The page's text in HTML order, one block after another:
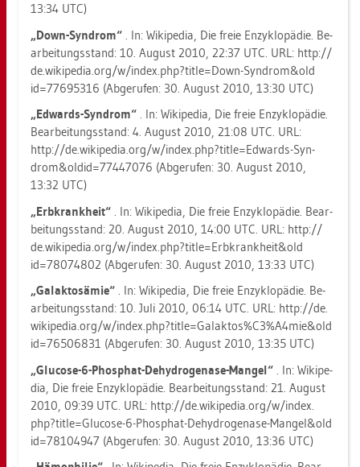
13:34 UTC)
„Down-Syn­drom“ . In: Wi­ki­pe­dia, Die freie En­zy­klo­pä­die. Be­
ar­bei­tungs­stand: 10. Au­gust 2010, 22:37 UTC. URL: http://​
de.​wi­ki­pe­dia.​org/​w/​index.​php?​title=Down-​Syn­drom&​old​
id=776​9531​6 (Ab­ge­ru­fen: 30. Au­gust 2010, 13:30 UTC)
„Ed­wards-Syn­drom“ . In: Wi­ki­pe­dia, Die freie En­zy­klo­pä­die.
Be­ar­bei­tungs­stand: 4. Au­gust 2010, 21:08 UTC. URL:
http://​de.​wi­ki­pe­dia.​org/​w/​index.​php?​tit​le=Edw​ards-​Syn­
drom&​old​id=774​4707​6 (Ab­ge­ru­fen: 30. Au­gust 2010,
13:32 UTC)
„Erb­krank­heit“ . In: Wi­ki­pe­dia, Die freie En­zy­klo­pä­die. Be­ar­
bei­tungs­stand: 20. Au­gust 2010, 14:00 UTC. URL: http://​
de.​wi­ki­pe­dia.​org/​w/​index.​php?​tit​le=Erb​kran​khei​t&​old​
id=780​7480​2 (Ab­ge­ru­fen: 30. Au­gust 2010, 13:33 UTC)
„Ga­lak­tos­ä­mie“ . In: Wi­ki­pe­dia, Die freie En­zy­klo­pä­die. Be­
ar­bei­tungs­stand: 10. Juli 2010, 06:14 UTC. URL: http://​de.​
wi­ki­pe­dia.​org/​w/​index.​php?​tit​le=Gal​akto​s%C3%A4m​ie&​old​
id=765​0683​1 (Ab­ge­ru­fen: 30. Au­gust 2010, 13:35 UTC)
„Glu­co­se-6-Phos­phat-De­hy­dro­ge­na­se-Man­gel“ . In: Wi­ki­pe­
dia, Die freie En­zy­klo­pä­die. Be­ar­bei­tungs­stand: 21. Au­gust
2010, 09:39 UTC. URL: http://​de.​wi­ki­pe­dia.​org/​w/​index.​
php?​tit​le=Glu​cose-​6-​Phos­phat-​Deh​ydro​gena​se-​Man­gel&​old​
id=781​0494​7 (Ab­ge­ru­fen: 30. Au­gust 2010, 13:36 UTC)